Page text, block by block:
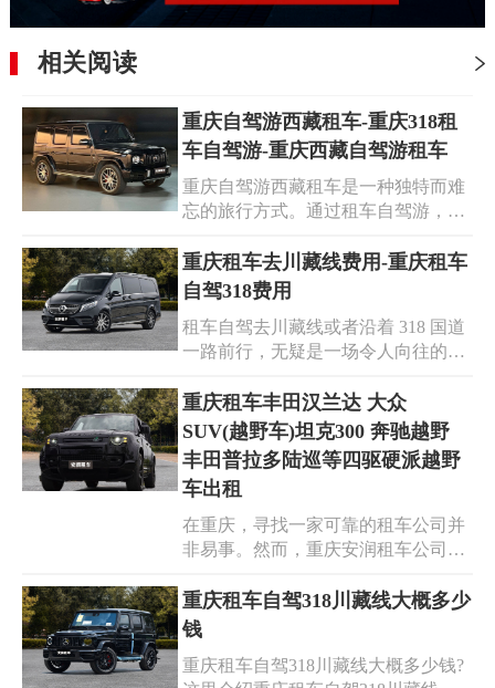
相关阅读
重庆自驾游西藏租车-重庆318租
车自驾游-重庆西藏自驾游租车
重庆自驾游西藏租车是一种独特而难
忘的旅行方式。通过租车自驾游，您
地的文化，留下珍贵的回忆。在租车
前，要做好充分的准备工作，选择合
望您在重庆自驾西藏的旅途中，收获
满满的快乐和感动。
重庆租车去川藏线费用-重庆租车
自驾318费用
租车自驾去川藏线或者沿着 318 国道
一路前行，无疑是一场令人向往的冒
及重庆租车自驾 318 费用，对于规划
这场精彩之旅至关重要。重庆租车去
川藏线或者自驾 318 的费用大致在
15000 元至 20000 元左右。当然，具
体费用还会因个人消费习惯、车型选
择、行程安排等因素而有所不同。 在
规划重庆租车自驾川藏线之旅时，建
租车公司，确保车辆的质量和性能；
合理安排行程，避免不必要的费用支
出；同时，也要注意安全，享受这场
难忘的旅行。
重庆租车丰田汉兰达 大众
SUV(越野车)坦克300 奔驰越野
丰田普拉多陆巡等四驱硬派越野
车出租
在重庆，寻找一家可靠的租车公司并
非易事。然而，重庆安润租车公司以
您的理想之选。重庆安润租车公司提
供丰田汉兰达、大众 SUV、坦克
车出租。公司拥有丰富车型、专业服
重庆租车自驾318川藏线大概多少
钱
重庆租车自驾318川藏线大概多少钱?